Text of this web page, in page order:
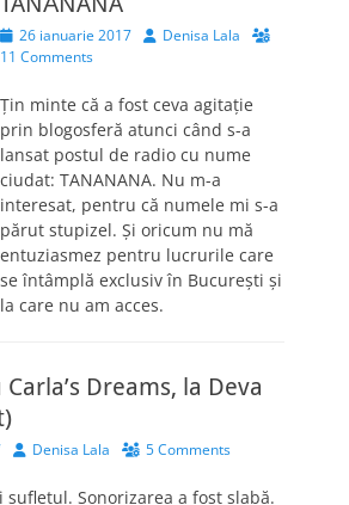
Posted
on
26 ianuarie 2017 AuthorDenisa Lala
11 Comments
Țin minte că a fost ceva agitație
prin blogosferă atunci când s-a
lansat postul de radio cu nume
ciudat: TANANANA. Nu m-a
interesat, pentru că numele mi s-a
părut stupizel. Și oricum nu mă
entuziasmez pentru lucrurile care
se întâmplă exclusiv în București și
la care nu am acces.
Dreams, la Deva
AuthorDenisa Lala 5 Comments
sufletul. Sonorizarea a fost slabă.